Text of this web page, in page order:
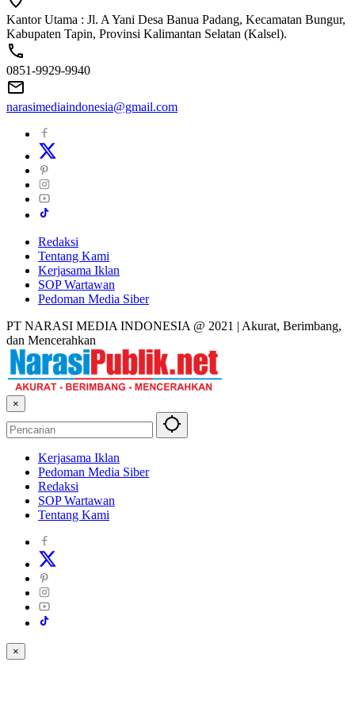
Kantor Utama : Jl. A Yani Desa Banua Padang, Kecamatan Bungur,
Kabupaten Tapin, Provinsi Kalimantan Selatan (Kalsel).
0851-9929-9940
narasimediaindonesia@gmail.com
Redaksi
Tentang Kami
Kerjasama Iklan
SOP Wartawan
Pedoman Media Siber
PT NARASI MEDIA INDONESIA @ 2021 | Akurat, Berimbang,
dan Mencerahkan
×
Kerjasama Iklan
Pedoman Media Siber
Redaksi
SOP Wartawan
Tentang Kami
×